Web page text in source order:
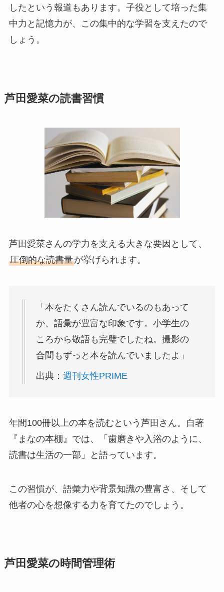
したという報道もあります。子役として培った集
中力と記憶力が、この集中的な学習を支えたので
しょう。
芦田愛菜の読書習慣
芦田愛菜さんの学力を支える大きな要因として、
圧倒的な読書量が挙げられます。
「本をたくさん読んでいるのもあって
か、語彙が豊富な印象です。小学生の
ころから敬語も完璧でしたね。撮影の
合間もずっと本を読んでいましたよ」
出典： 週刊女性PRIME
年間100冊以上の本を読むという芦田さん。自著
『まなの本棚』では、「歯磨きや入浴のように、
読書は生活の一部」と語っています。
この習慣が、語彙力や背景知識の豊富さ、そして
他者の心を想像する力を育てたのでしょう。
芦田愛菜の時間管理術